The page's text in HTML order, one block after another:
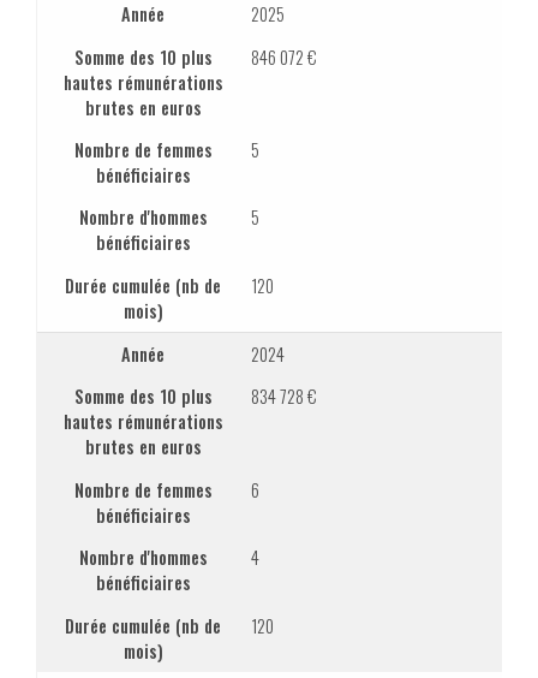
Année
2025
Somme des 10 plus
hautes rémunérations
brutes en euros
846 072 €
Nombre de femmes
bénéficiaires
5
Nombre d'hommes
bénéficiaires
5
Durée cumulée (nb de
mois)
120
Année
2024
Somme des 10 plus
hautes rémunérations
brutes en euros
834 728 €
Nombre de femmes
bénéficiaires
6
Nombre d'hommes
bénéficiaires
4
Durée cumulée (nb de
mois)
120